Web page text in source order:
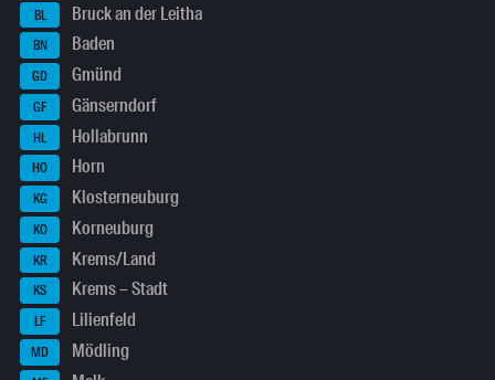
BL Bruck an der Leitha
BN Baden
GD Gmünd
GF Gänserndorf
HL Hollabrunn
HO Horn
KG Klosterneuburg
KO Korneuburg
KR Krems/Land
KS Krems – Stadt
LF Lilienfeld
MD Mödling